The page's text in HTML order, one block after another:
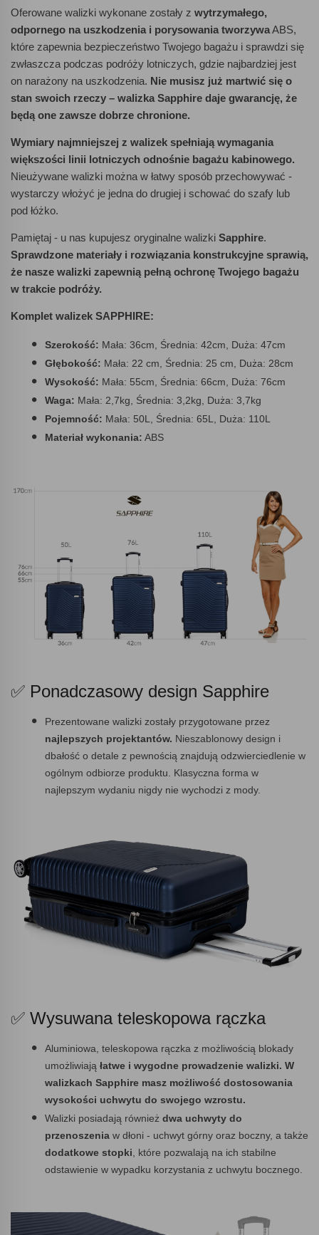
Oferowane walizki wykonane zostały z wytrzymałego,
odpornego na uszkodzenia i porysowania tworzywaABS,
które zapewnia bezpieczeństwo Twojego bagażu i sprawdzi się
zwłaszcza podczas podróży lotniczych, gdzie najbardziej jest
on narażony na uszkodzenia. Nie musisz już martwić się o
stan swoich rzeczy – walizka Sapphire daje gwarancję, że
będą one zawsze dobrze chronione.
Wymiary najmniejszej z walizek spełniają wymagania
większości linii lotniczych odnośnie bagażu kabinowego.
Nieużywane walizki można w łatwy sposób przechowywać -
wystarczy włożyć je jedna do drugiej i schować do szafy lub
pod łóżko.
Pamiętaj - u nas kupujesz oryginalne walizki Sapphire.
Sprawdzone materiały i rozwiązania konstrukcyjne sprawią,
że nasze walizki zapewnią pełną ochronę Twojego bagażu
w trakcie podróży.
Komplet walizek SAPPHIRE:
Szerokość: Mała: 36cm, Średnia: 42cm, Duża: 47cm
Głębokość: Mała: 22 cm, Średnia: 25 cm, Duża: 28cm
Wysokość: Mała: 55cm, Średnia: 66cm, Duża: 76cm
Waga: Mała: 2,7kg, Średnia: 3,2kg, Duża: 3,7kg
Pojemność: Mała: 50L, Średnia: 65L, Duża: 110L
Materiał wykonania: ABS
✅ Ponadczasowy design Sapphire
Prezentowane walizki zostały przygotowane przez
najlepszych projektantów. Nieszablonowy design i
dbałość o detale z pewnością znajdują odzwierciedlenie w
ogólnym odbiorze produktu. Klasyczna forma w
najlepszym wydaniu nigdy nie wychodzi z mody.
✅ Wysuwana teleskopowa rączka
Aluminiowa, teleskopowa rączka z możliwością blokady
umożliwiają łatwe i wygodne prowadzenie walizki. W
walizkach Sapphire masz możliwość dostosowania
wysokości uchwytu do swojego wzrostu.
Walizki posiadają również dwa uchwyty do
przenoszenia w dłoni - uchwyt górny oraz boczny, a także
dodatkowe stopki , które pozwalają na ich stabilne
odstawienie w wypadku korzystania z uchwytu bocznego.